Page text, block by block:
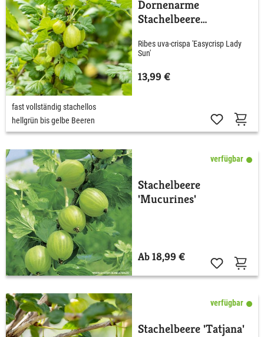
Dornenarme
Stachelbeere
Ribes uva-crispa 'Easycrisp Lady
Sun'
13,99 €
fast vollständig stachellos
hellgrün bis gelbe Beeren
verfügbar
Stachelbeere
'Mucurines'
Ab 18,99 €
verfügbar
Stachelbeere 'Tatjana'